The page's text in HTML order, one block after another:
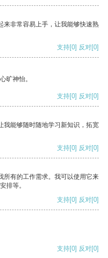
来非常容易上手，让我能够快速熟
支持[0] 反对[0]
旷神怡。
支持[0] 反对[0]
我能够随时随地学习新知识，拓宽
支持[0] 反对[0]
所有的工作需求。我可以使用它来
排等。
支持[0] 反对[0]
支持[0] 反对[0]